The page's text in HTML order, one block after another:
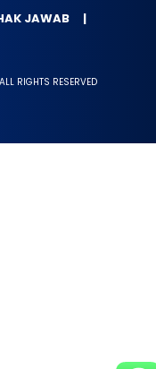
JAWAB
RIGHTS RESERVED